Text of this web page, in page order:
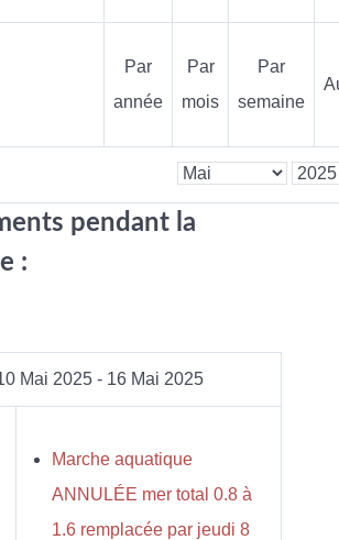
Par
année
Par
mois
Par
semaine
pendant la
:
Mai 2025 - 16 Mai 2025
Marche aquatique
ANNULÉE mer total 0.8 à
1.6 remplacée par jeudi 8